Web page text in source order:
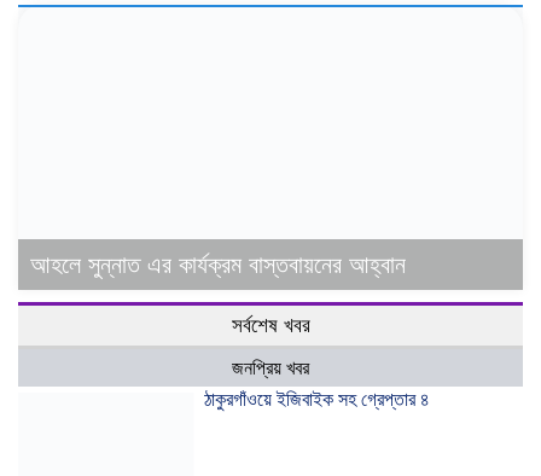
আহলে সুন্নাত এর কার্যক্রম বাস্তবায়নের আহ্বান
সর্বশেষ খবর
জনপ্রিয় খবর
ঠাকুরগাঁওয়ে ইজিবাইক সহ গ্রেপ্তার ৪